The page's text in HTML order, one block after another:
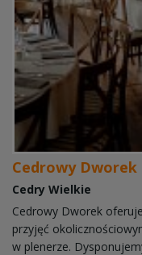
Cedrowy Dworek
Cedry Wielkie
Cedrowy Dworek
przyjęć
w plenerze.